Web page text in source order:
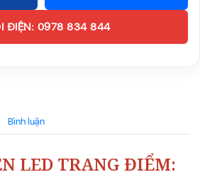
ĐIỆN: 0978 834 844
Bình luận
LED TRANG ĐIỂM: